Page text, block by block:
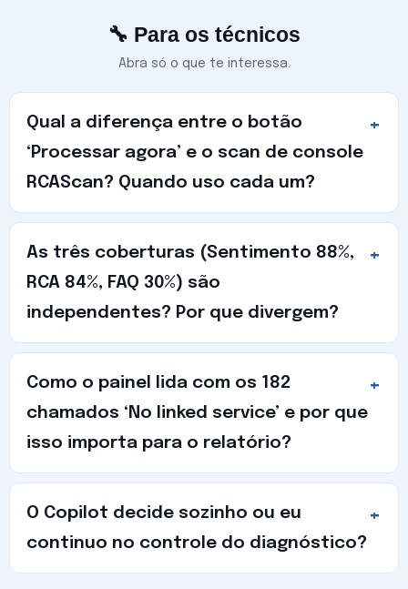
🔧 Para os técnicos
Abra só o que te interessa.
Qual a diferença entre o botão
‘Processar agora’ e o scan de console
RCAScan? Quando uso cada um?
As três coberturas (Sentimento 88%,
RCA 84%, FAQ 30%) são
independentes? Por que divergem?
Como o painel lida com os 182
chamados ‘No linked service’ e por que
isso importa para o relatório?
O Copilot decide sozinho ou eu
continuo no controle do diagnóstico?